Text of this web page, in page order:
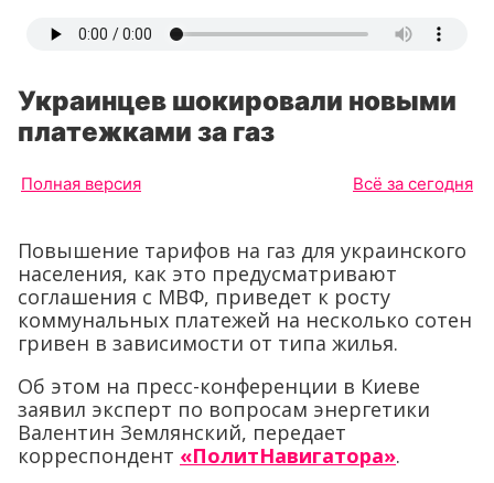
Украинцев шокировали новыми
платежками за газ
Полная версия Всё за сегодня
Повышение тарифов на газ для украинского
населения, как это предусматривают
соглашения с МВФ, приведет к росту
коммунальных платежей на несколько сотен
гривен в зависимости от типа жилья.
Об этом на пресс-конференции в Киеве
заявил эксперт по вопросам энергетики
Валентин Землянский, передает
корреспондент «ПолитНавигатора».